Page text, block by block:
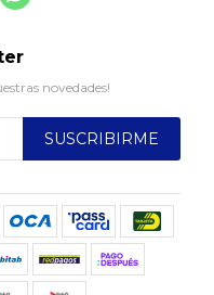
novedades!
SUSCRIBIRME